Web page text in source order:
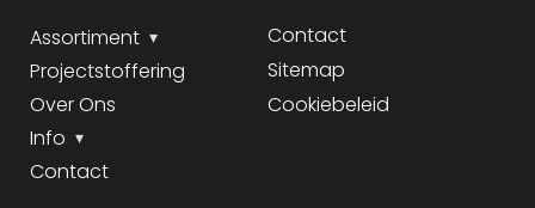
Assortiment
Projectstoffering
Over Ons
Info
Contact
Contact
Sitemap
Cookiebeleid